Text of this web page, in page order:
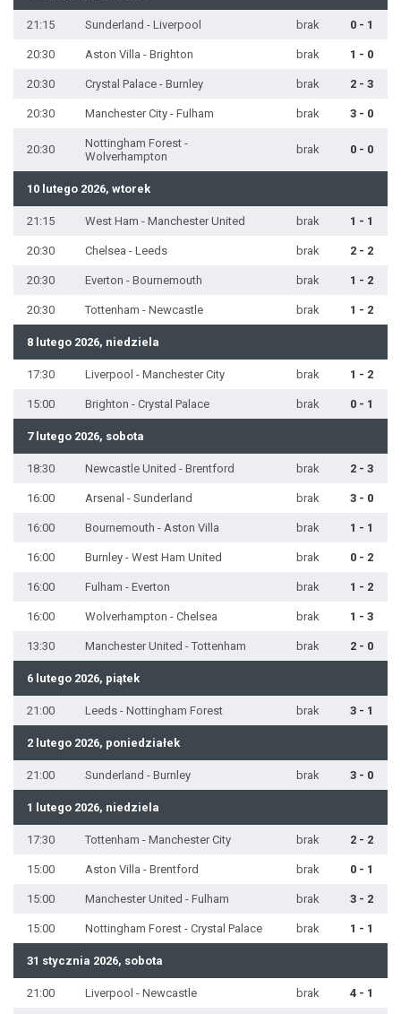
21:15 Sunderland - Liverpool brak 0 - 1
20:30 Aston Villa - Brighton brak 1 - 0
20:30 Crystal Palace - Burnley brak 2 - 3
20:30 Manchester City - Fulham brak 3 - 0
20:30
Nottingham Forest -
Wolverhampton
brak 0 - 0
10 lutego 2026, wtorek
21:15 West Ham - Manchester United brak 1 - 1
20:30 Chelsea - Leeds brak 2 - 2
20:30 Everton - Bournemouth brak 1 - 2
20:30 Tottenham - Newcastle brak 1 - 2
8 lutego 2026, niedziela
17:30 Liverpool - Manchester City brak 1 - 2
15:00 Brighton - Crystal Palace brak 0 - 1
7 lutego 2026, sobota
18:30 Newcastle United - Brentford brak 2 - 3
16:00 Arsenal - Sunderland brak 3 - 0
16:00 Bournemouth - Aston Villa brak 1 - 1
16:00 Burnley - West Ham United brak 0 - 2
16:00 Fulham - Everton brak 1 - 2
16:00 Wolverhampton - Chelsea brak 1 - 3
13:30 Manchester United - Tottenham brak 2 - 0
6 lutego 2026, piątek
21:00 Leeds - Nottingham Forest brak 3 - 1
2 lutego 2026, poniedziałek
21:00 Sunderland - Burnley brak 3 - 0
1 lutego 2026, niedziela
17:30 Tottenham - Manchester City brak 2 - 2
15:00 Aston Villa - Brentford brak 0 - 1
15:00 Manchester United - Fulham brak 3 - 2
15:00 Nottingham Forest - Crystal Palace brak 1 - 1
31 stycznia 2026, sobota
21:00 Liverpool - Newcastle brak 4 - 1